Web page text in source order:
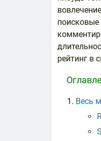
поисковые
рейтинг в
Весь